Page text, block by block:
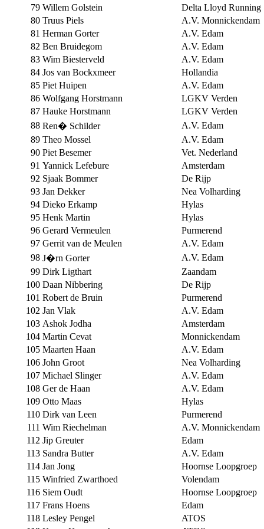
79 Willem Golstein
Delta Lloyd Running
80 Truus Piels
A.V. Monnickendam
81 Herman Gorter
A.V. Edam
82 Ben Bruidegom
A.V. Edam
83 Wim Biesterveld
A.V. Edam
84 Jos van Bockxmeer
Hollandia
85 Piet Huipen
A.V. Edam
86 Wolfgang Horstmann
LGKV Verden
87 Hauke Horstmann
LGKV Verden
88 Ren� Schilder
A.V. Edam
89 Theo Mossel
A.V. Edam
90 Piet Besemer
Vet. Nederland
91 Yannick Lefebure
Amsterdam
92 Sjaak Bommer
De Rijp
93 Jan Dekker
Nea Volharding
94 Dieko Erkamp
Hylas
95 Henk Martin
Hylas
96 Gerard Vermeulen
Purmerend
97 Gerrit van de Meulen
A.V. Edam
98 J�rn Gorter
A.V. Edam
99 Dirk Ligthart
Zaandam
100 Daan Nibbering
De Rijp
101 Robert de Bruin
Purmerend
102 Jan Vlak
A.V. Edam
103 Ashok Jodha
Amsterdam
104 Martin Cevat
Monnickendam
105 Maarten Haan
A.V. Edam
106 John Groot
Nea Volharding
107 Michael Slinger
A.V. Edam
108 Ger de Haan
A.V. Edam
109 Otto Maas
Hylas
110 Dirk van Leen
Purmerend
111 Wim Riechelman
A.V. Monnickendam
112 Jip Greuter
Edam
113 Sandra Butter
A.V. Edam
114 Jan Jong
Hoornse Loopgroep
115 Winfried Zwarthoed
Volendam
116 Siem Oudt
Hoornse Loopgroep
117 Frans Hoens
Edam
118 Lesley Pengel
ATOS